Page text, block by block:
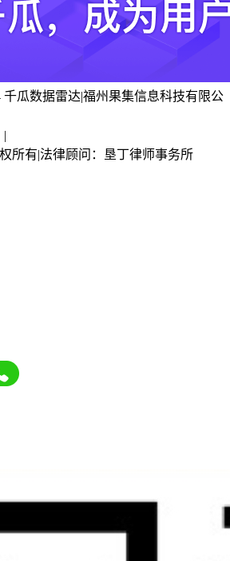
千瓜数据雷达|福州果集信息科技有限公
|
所有|法律顾问：垦丁律师事务所